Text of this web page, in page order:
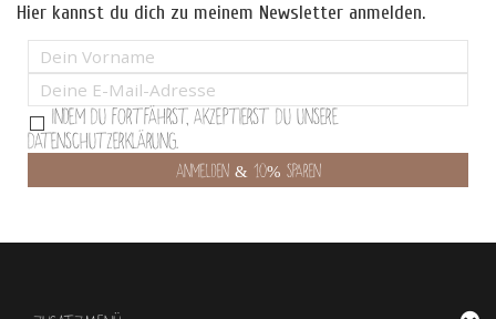
Hier kannst du dich zu meinem Newsletter anmelden.
Indem Du fortfährst, akzeptierst Du unsere
Datenschutzerklärung.